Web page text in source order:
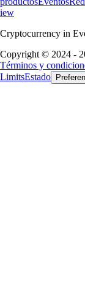
iew
Cryptocurrency in
Copyright © 2024 -
Términos y
LimitsEstado